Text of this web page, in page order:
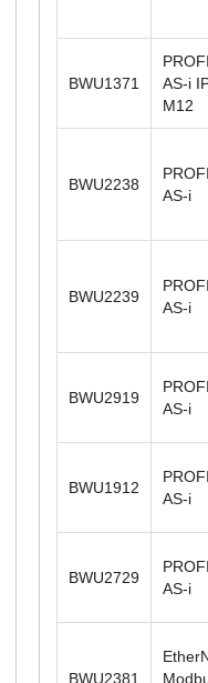
BWU1371
AS-i
M12
BWU2238
AS-i
BWU2239
AS-i
BWU2919
AS-i
BWU1912
AS-i
BWU2729
AS-i
BWU2381